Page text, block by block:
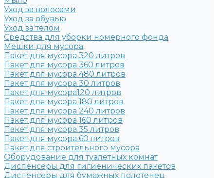
Уход за волосами
Уход за обувью
Уход за телом
Средства для уборки номерного фонда
Мешки для мусора
Пакет для мусора 320 литров
Пакет для мусора 360 литров
Пакет для мусора 480 литров
Пакет для мусора 30 литров
Пакет для мусора120 литров
Пакет для мусора 180 литров
Пакет для мусора 240 литров
Пакет для мусора 160 литров
Пакет для мусора 35 литров
Пакет для мусора 60 литров
Пакет для строительного мусора
Оборудование для туалетных комнат
Диспенсеры для гигиенических пакетов
Диспенсеры для бумажных полотенец